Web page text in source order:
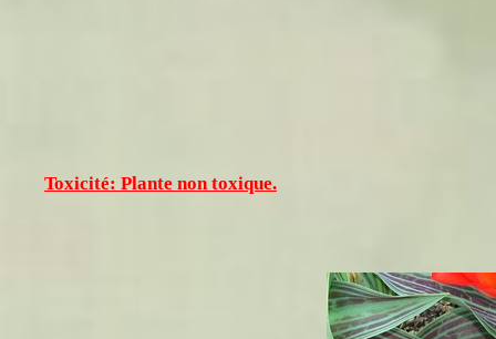
Toxicité: Plante non toxique.